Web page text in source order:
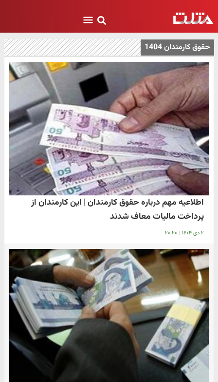
حقوق کارمندان 1404
اطلاعیه مهم درباره حقوق کارمندان | این کارمندان از
پرداخت مالیات معاف شدند
۲ دی ۱۴۰۴ | ۲۰:۲۰